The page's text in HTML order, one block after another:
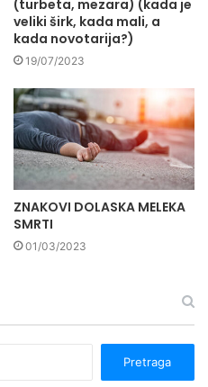
(turbeta, mezara) (kada je
veliki širk, kada mali, a
kada novotarija?)
19/07/2023
ZNAKOVI DOLASKA MELEKA
SMRTI
01/03/2023